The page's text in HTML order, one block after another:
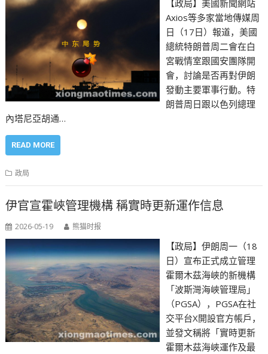
【政局】美國新聞網站
Axios等多家當地傳媒周
日（17日）報道，美國
總統特朗普周二會在白
宮戰情室跟國安團隊開
會，討論是否再對伊朗
發動主要軍事行動。特
朗普周日跟以色列總理
內塔尼亞胡通…
READ MORE
政局
伊官宣霍峽管理機構 稱實時更新運作信息
2026-05-19 熊猫时报
【政局】伊朗周一（18
日）宣布正式成立管理
霍爾木茲海峽的新機構
「波斯灣海峽管理局」
（PGSA），PGSA在社
交平台X開設官方帳戶，
並發文稱將「實時更新
霍爾木茲海峽運作及最